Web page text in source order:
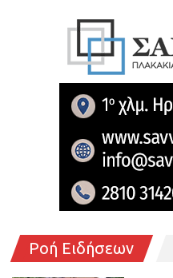
Ροή Ειδήσεων